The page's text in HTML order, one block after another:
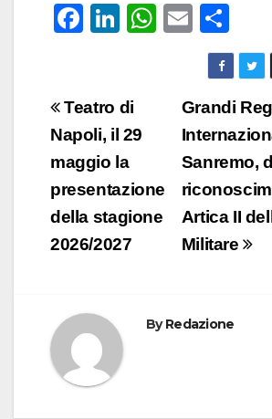
F
e
b
o
o
k
Li
e
dI
n
W
p
E
m
ail
o
n
di
vi
di
Navigazione
articoli
Grandi
Sanremo,
Artica II
Militare
Teatro di
Napoli, il 29
maggio la
presentazione
della stagione
2026/2027
ByRedazione